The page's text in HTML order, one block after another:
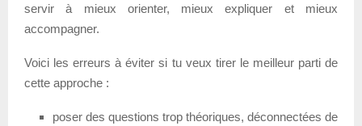
servir à mieux orienter, mieux expliquer et mieux
accompagner.
Voici les erreurs à éviter si tu veux tirer le meilleur parti de
cette approche :
poser des questions trop théoriques, déconnectées de